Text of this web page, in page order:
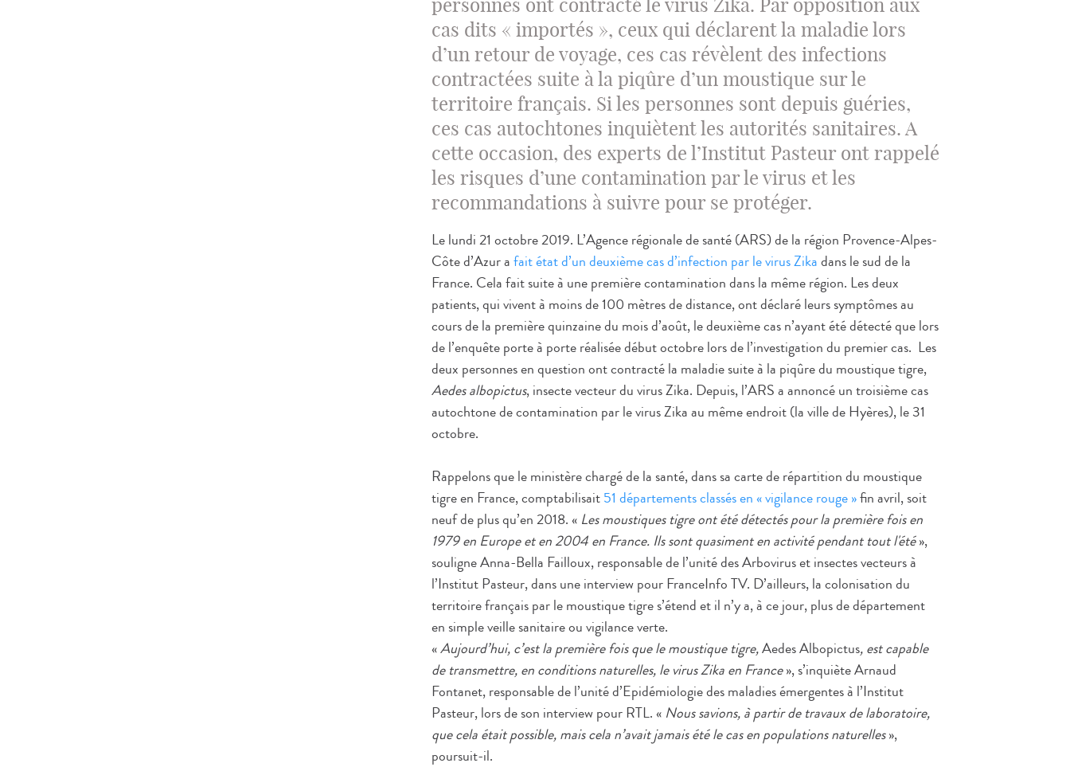
personnes ont contracté le virus Zika. Par opposition aux
cas dits « importés », ceux qui déclarent la maladie lors
d’un retour de voyage, ces cas révèlent des infections
contractées suite à la piqûre d’un moustique sur le
territoire français. Si les personnes sont depuis guéries,
ces cas autochtones inquiètent les autorités sanitaires. A
cette occasion, des experts de l’Institut Pasteur ont rappelé
les risques d’une contamination par le virus et les
recommandations à suivre pour se protéger.
Le lundi 21 octobre 2019. L’Agence régionale de santé (ARS) de la région Provence-Alpes-
Côte d’Azur afait état d’un deuxième cas d’infection par le virus Zikadans le sud de la
France. Cela fait suite à une première contamination dans la même région. Les deux
patients, qui vivent à moins de 100 mètres de distance, ont déclaré leurs symptômes au
cours de la première quinzaine du mois d’août, le deuxième cas n’ayant été détecté que lors
de l’enquête porte à porte réalisée début octobre lors de l’investigation du premier cas. Les
deux personnes en question ont contracté la maladie suite à la piqûre du moustique tigre,
Aedes albopictus, insecte vecteur du virus Zika. Depuis, l’ARS a annoncé un troisième cas
autochtone de contamination par le virus Zika au même endroit (la ville de Hyères), le 31
octobre.
Rappelons que le ministère chargé de la santé, dans sa carte de répartition du moustique
tigre en France, comptabilisait51 départements classés en « vigilance rouge »fin avril, soit
neuf de plus qu’en 2018. « Les moustiques tigre ont été détectés pour la première fois en
1979 en Europe et en 2004 en France. Ils sont quasiment en activité pendant tout l'été»,
souligne Anna-Bella Failloux, responsable de l’unité des Arbovirus et insectes vecteurs à
l’Institut Pasteur, dans une interview pour FranceInfo TV. D’ailleurs, la colonisation du
territoire français par le moustique tigre s’étend et il n’y a, à ce jour, plus de département
en simple veille sanitaire ou vigilance verte.
«Aujourd’hui, c’est la première fois que le moustique tigre,Aedes Albopictus, est capable
de transmettre, en conditions naturelles, le virus Zika en France», s’inquiète Arnaud
Fontanet, responsable de l’unité d’Epidémiologie des maladies émergentes à l’Institut
Pasteur, lors de son interview pour RTL. « Nous savions, à partir de travaux de laboratoire,
que cela était possible, mais cela n’avait jamais été le cas en populations naturelles»,
poursuit-il.